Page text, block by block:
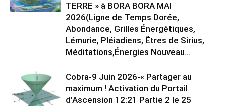
TERRE » à BORA BORA MAI
2026(Ligne de Temps Dorée,
Abondance, Grilles Énergétiques,
Lémurie, Pléiadiens, Êtres de Sirius,
Méditations,Énergies Nouveau...
Cobra-9 Juin 2026-« Partager au
maximum ! Activation du Portail
d’Ascension 12:21 Partie 2 le 25